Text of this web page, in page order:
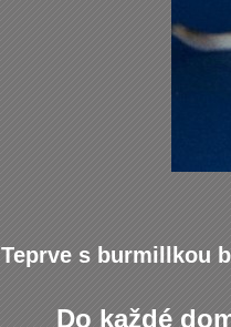
Teprve s burmillkou
Do každé